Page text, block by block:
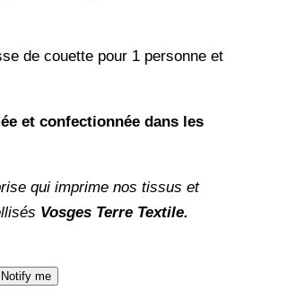
de couette pour 1 personne et
et confectionnée dans les
qui imprime nos tissus et
Vosges Terre Textile.
Notify me